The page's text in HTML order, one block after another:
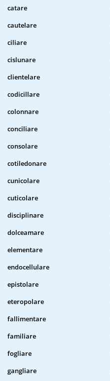
catare
cautelare
ciliare
cislunare
clientelare
codicillare
colonnare
conciliare
consolare
cotiledonare
cunicolare
cuticolare
disciplinare
dolceamare
elementare
endocellulare
epistolare
eteropolare
fallimentare
familiare
fogliare
gangliare